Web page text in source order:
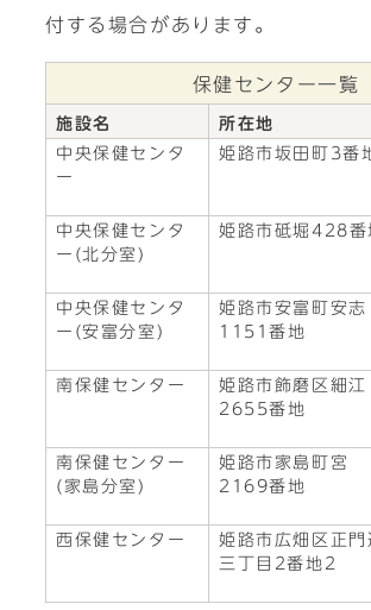
付する場合があります。
保健センター一覧
施設名 所在地
中央保健センタ
ー
姫路市坂田町3番
中央保健センタ
ー(北分室)
姫路市砥堀428番
中央保健センタ
ー(安富分室)
姫路市安富町安志
1151番地
南保健センター
姫路市飾磨区細江
2655番地
南保健センター
(家島分室)
姫路市家島町宮
2169番地
西保健センター
姫路市広畑区正門
三丁目2番地2